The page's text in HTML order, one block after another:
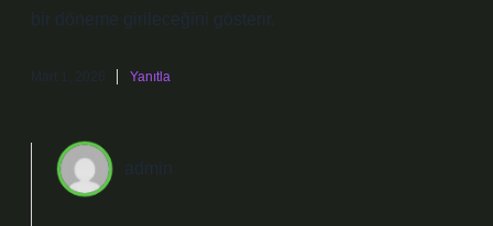
bir döneme girileceğini gösterir.
Mart 1, 2026 Yanıtla
admin